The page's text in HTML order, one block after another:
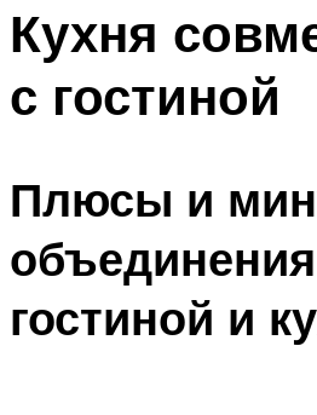
Кухня
с гостиной
Плюсы и
объединения
гостиной и